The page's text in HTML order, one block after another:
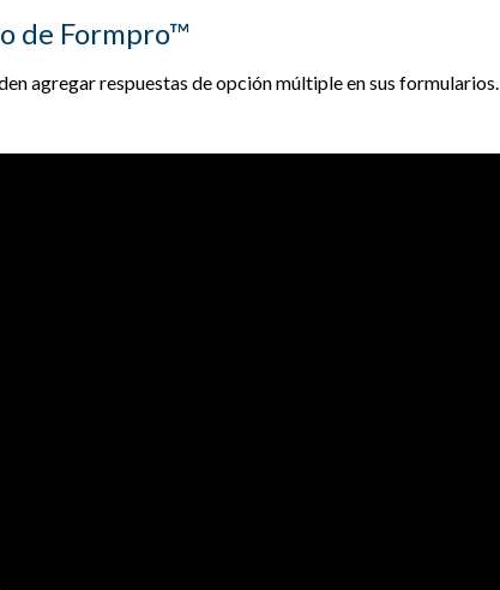
de Formpro™
agregar respuestas de opción múltiple en sus formularios.